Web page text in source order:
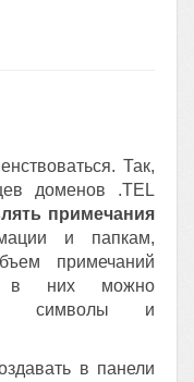
Так,
доменов .TEL
примечания
и папкам,
примечаний
в них можно
символы и
в панели